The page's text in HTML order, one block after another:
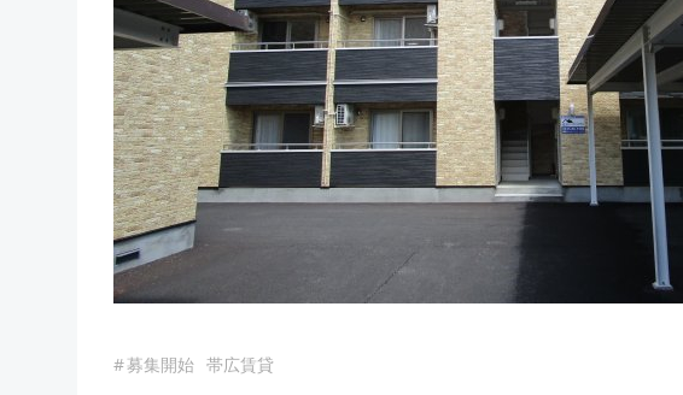
#募集開始 帯広賃貸